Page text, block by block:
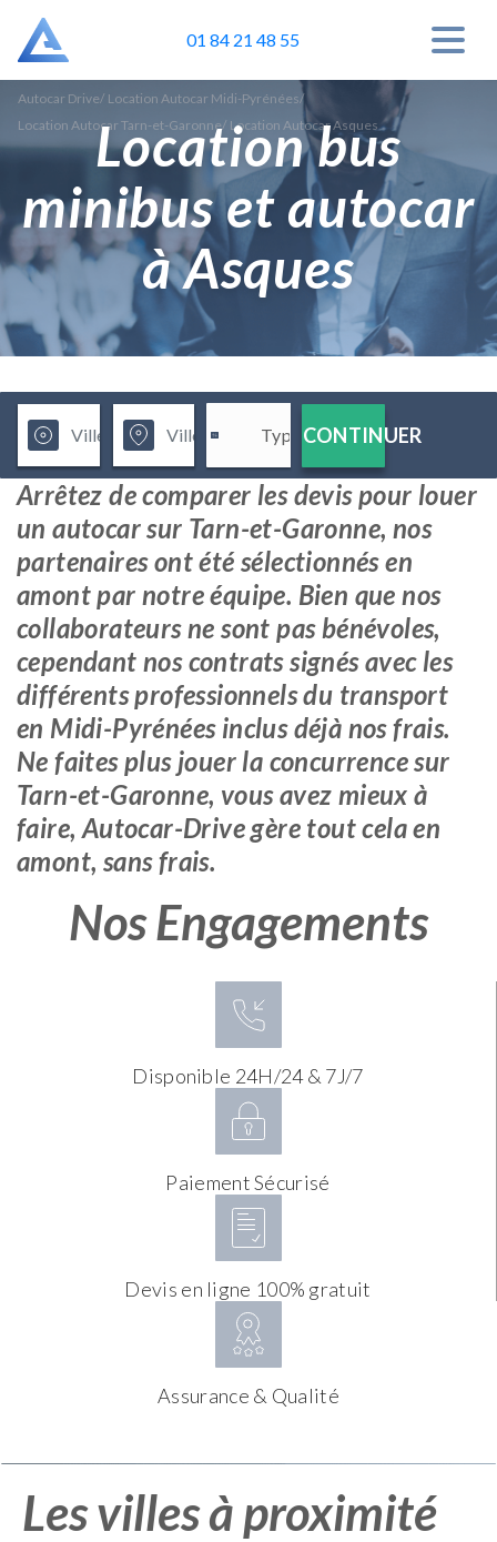
01 84 21 48 55
Autocar Drive/ Location Autocar Midi-Pyrénées/
Location Autocar Tarn-et-Garonne/ Location Autocar Asques
Location bus
minibus et autocar
à Asques
CONTINUER
Arrêtez de comparer les devis pour louer
un autocar sur Tarn-et-Garonne, nos
partenaires ont été sélectionnés en
amont par notre équipe. Bien que nos
collaborateurs ne sont pas bénévoles,
cependant nos contrats signés avec les
différents professionnels du transport
en Midi-Pyrénées inclus déjà nos frais.
Ne faites plus jouer la concurrence sur
Tarn-et-Garonne, vous avez mieux à
faire, Autocar-Drive gère tout cela en
amont, sans frais.
Nos Engagements
Disponible 24H/24 & 7J/7
Paiement Sécurisé
Devis en ligne 100% gratuit
Assurance & Qualité
Les villes à proximité